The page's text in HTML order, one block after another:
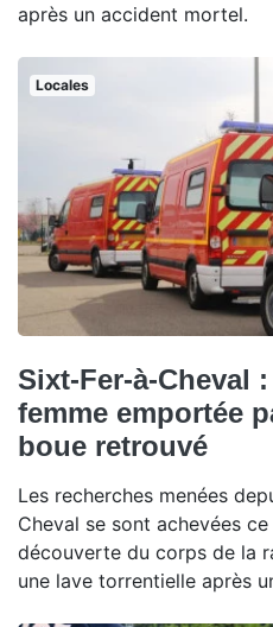
après un accident mortel.
Locales
Sixt-Fer-à-Cheval
femme emportée
boue retrouvé
Les recherches menées
Cheval se sont achevées
découverte du corps de la
une lave torrentielle après